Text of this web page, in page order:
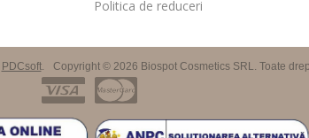
Politica de reduceri
PDCsoft. Copyright © 2026 Biospot Cosmetics SRL. Toate